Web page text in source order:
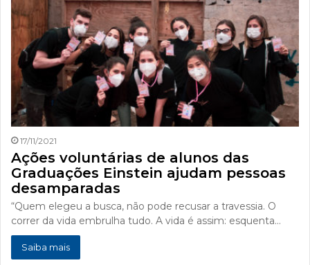
17/11/2021
Ações voluntárias de alunos das
Graduações Einstein ajudam pessoas
desamparadas
“Quem elegeu a busca, não pode recusar a travessia. O
correr da vida embrulha tudo. A vida é assim: esquenta…
Saiba mais